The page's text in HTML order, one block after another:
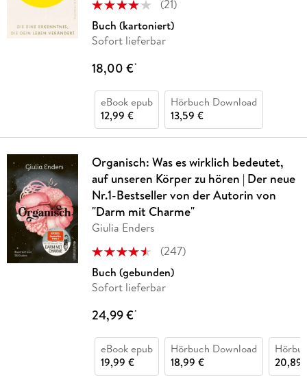
(21)
Buch (kartoniert)
Sofort lieferbar
18,00 €*
eBook epub
12,99 €
Hörbuch Download
13,59 €
Organisch: Was es wirklich bedeutet,
auf unseren Körper zu hören | Der neue
Nr.1-Bestseller von der Autorin von
"Darm mit Charme"
Giulia Enders
(247)
Buch (gebunden)
Sofort lieferbar
24,99 €*
eBook epub
19,99 €
Hörbuch Download
18,99 €
20,89